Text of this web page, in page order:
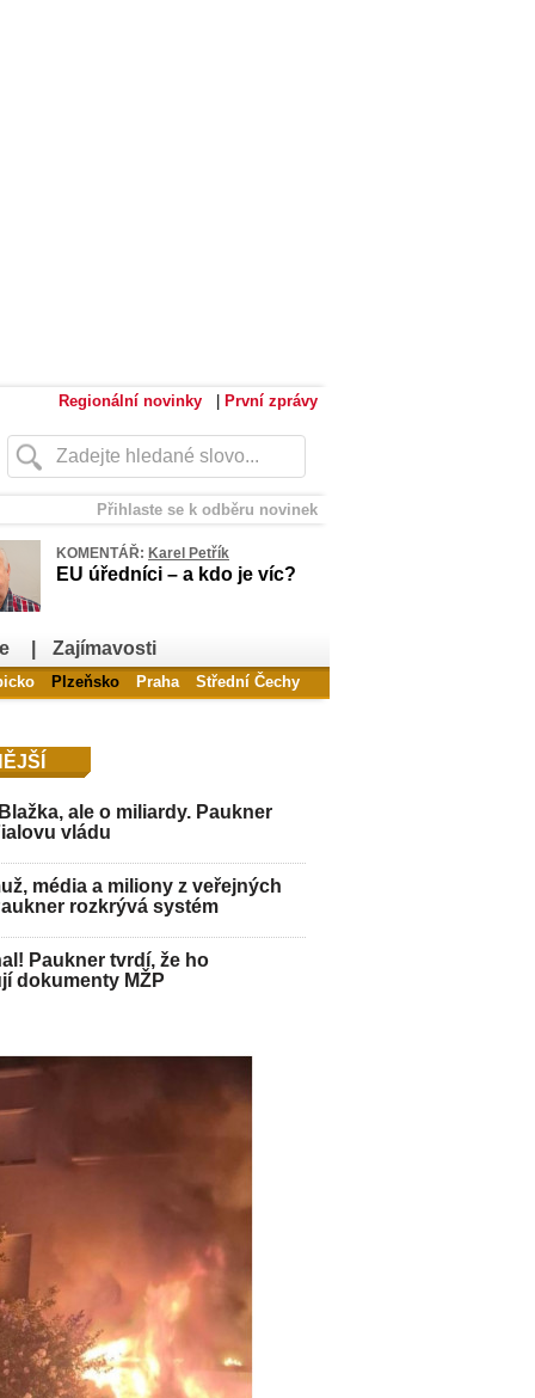
Regionální novinky První zprávy
Přihlaste se k odběru novinek
KOMENTÁŘ: Karel Petřík
EU úředníci – a kdo je víc?
Zajímavosti
Plzeňsko Praha Střední Čechy
ale o miliardy. Paukner
vládu
média a miliony z veřejných
rozkrývá systém
Paukner tvrdí, že ho
dokumenty MŽP